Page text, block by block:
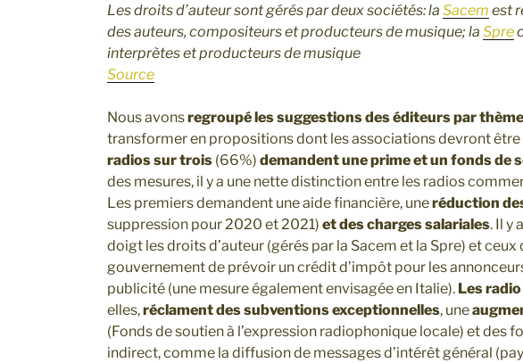
Les droits d’auteur sont gérés par deux sociétés: la Sacem est
des auteurs, compositeurs et producteurs de musique; la Spre
interprètes et producteurs de musique
Source
Nous avonsregroupé les suggestions des éditeurs par
transformer en propositions dont les associations devront
radios sur trois (66%) demandent une prime et un fonds de
des mesures, il y a une nette distinction entre les radios
Les premiers demandent une aide financière, uneréduction
suppression pour 2020 et 2021) et des charges salariales. Il y
doigt les droits d’auteur (gérés par la Sacem et la Spre) et ceux
gouvernement de prévoir un crédit d’impôt pour les
publicité (une mesure également envisagée en Italie). Les
elles,réclament des subventions exceptionnelles, une
(Fonds de soutien à l’expression radiophonique locale) et des
indirect, comme la diffusion de messages d’intérêt général